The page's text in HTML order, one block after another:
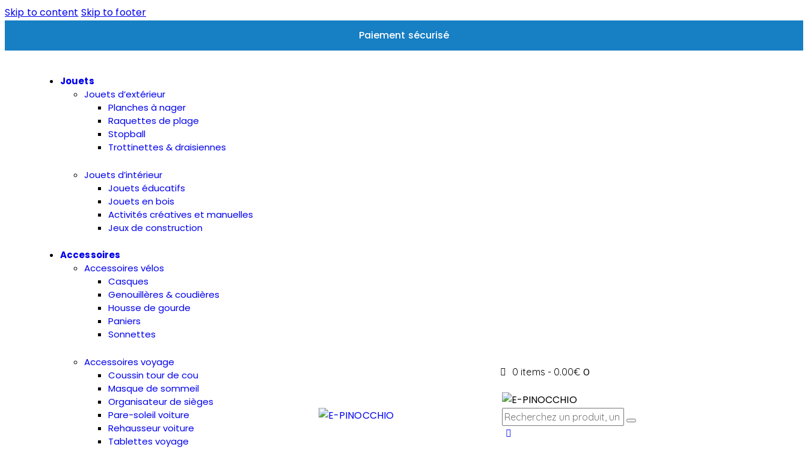
Skip to content Skip to footer
Paiement sécurisé
Jouets
Jouets d’extérieur
Planches à nager
Raquettes de plage
Stopball
Trottinettes & draisiennes
Jouets d’intérieur
Jouets éducatifs
Jouets en bois
Activités créatives et manuelles
Jeux de construction
Accessoires
Accessoires vélos
Casques
Genouillères & coudières
Housse de gourde
Paniers
Sonnettes
Accessoires voyage
Coussin tour de cou
Masque de sommeil
Organisateur de sièges
Pare-soleil voiture
Rehausseur voiture
Tablettes voyage
0 items - 0.00€ 0